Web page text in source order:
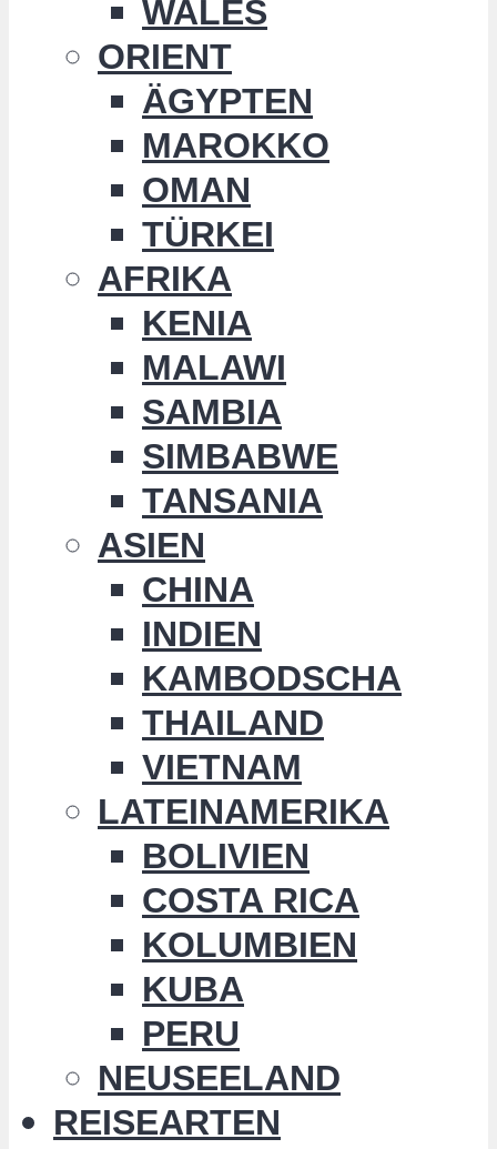
WALES
ORIENT
ÄGYPTEN
MAROKKO
OMAN
TÜRKEI
AFRIKA
KENIA
MALAWI
SAMBIA
SIMBABWE
TANSANIA
ASIEN
CHINA
INDIEN
KAMBODSCHA
THAILAND
VIETNAM
LATEINAMERIKA
BOLIVIEN
COSTA RICA
KOLUMBIEN
KUBA
PERU
NEUSEELAND
REISEARTEN